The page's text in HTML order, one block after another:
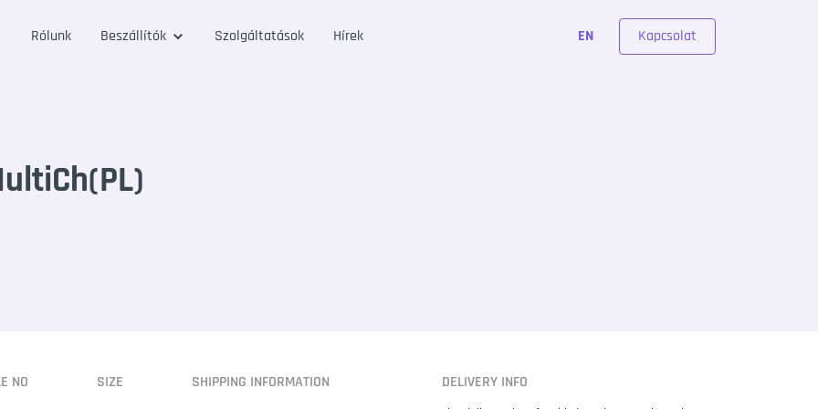
Rólunk Beszállítók Szolgáltatások Hírek EN Kapcsolat
NO SIZE SHIPPING INFORMATION DELIVERY INFO